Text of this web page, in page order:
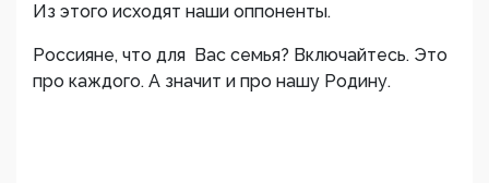
Из этого исходят наши оппоненты.
Россияне, что для Вас семья? Включайтесь. Это
про каждого. А значит и про нашу Родину.